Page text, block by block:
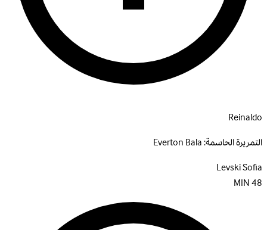
Reinaldo
التمريرة الحاسمة:Everton Bala
Levski Sofia
48
MIN